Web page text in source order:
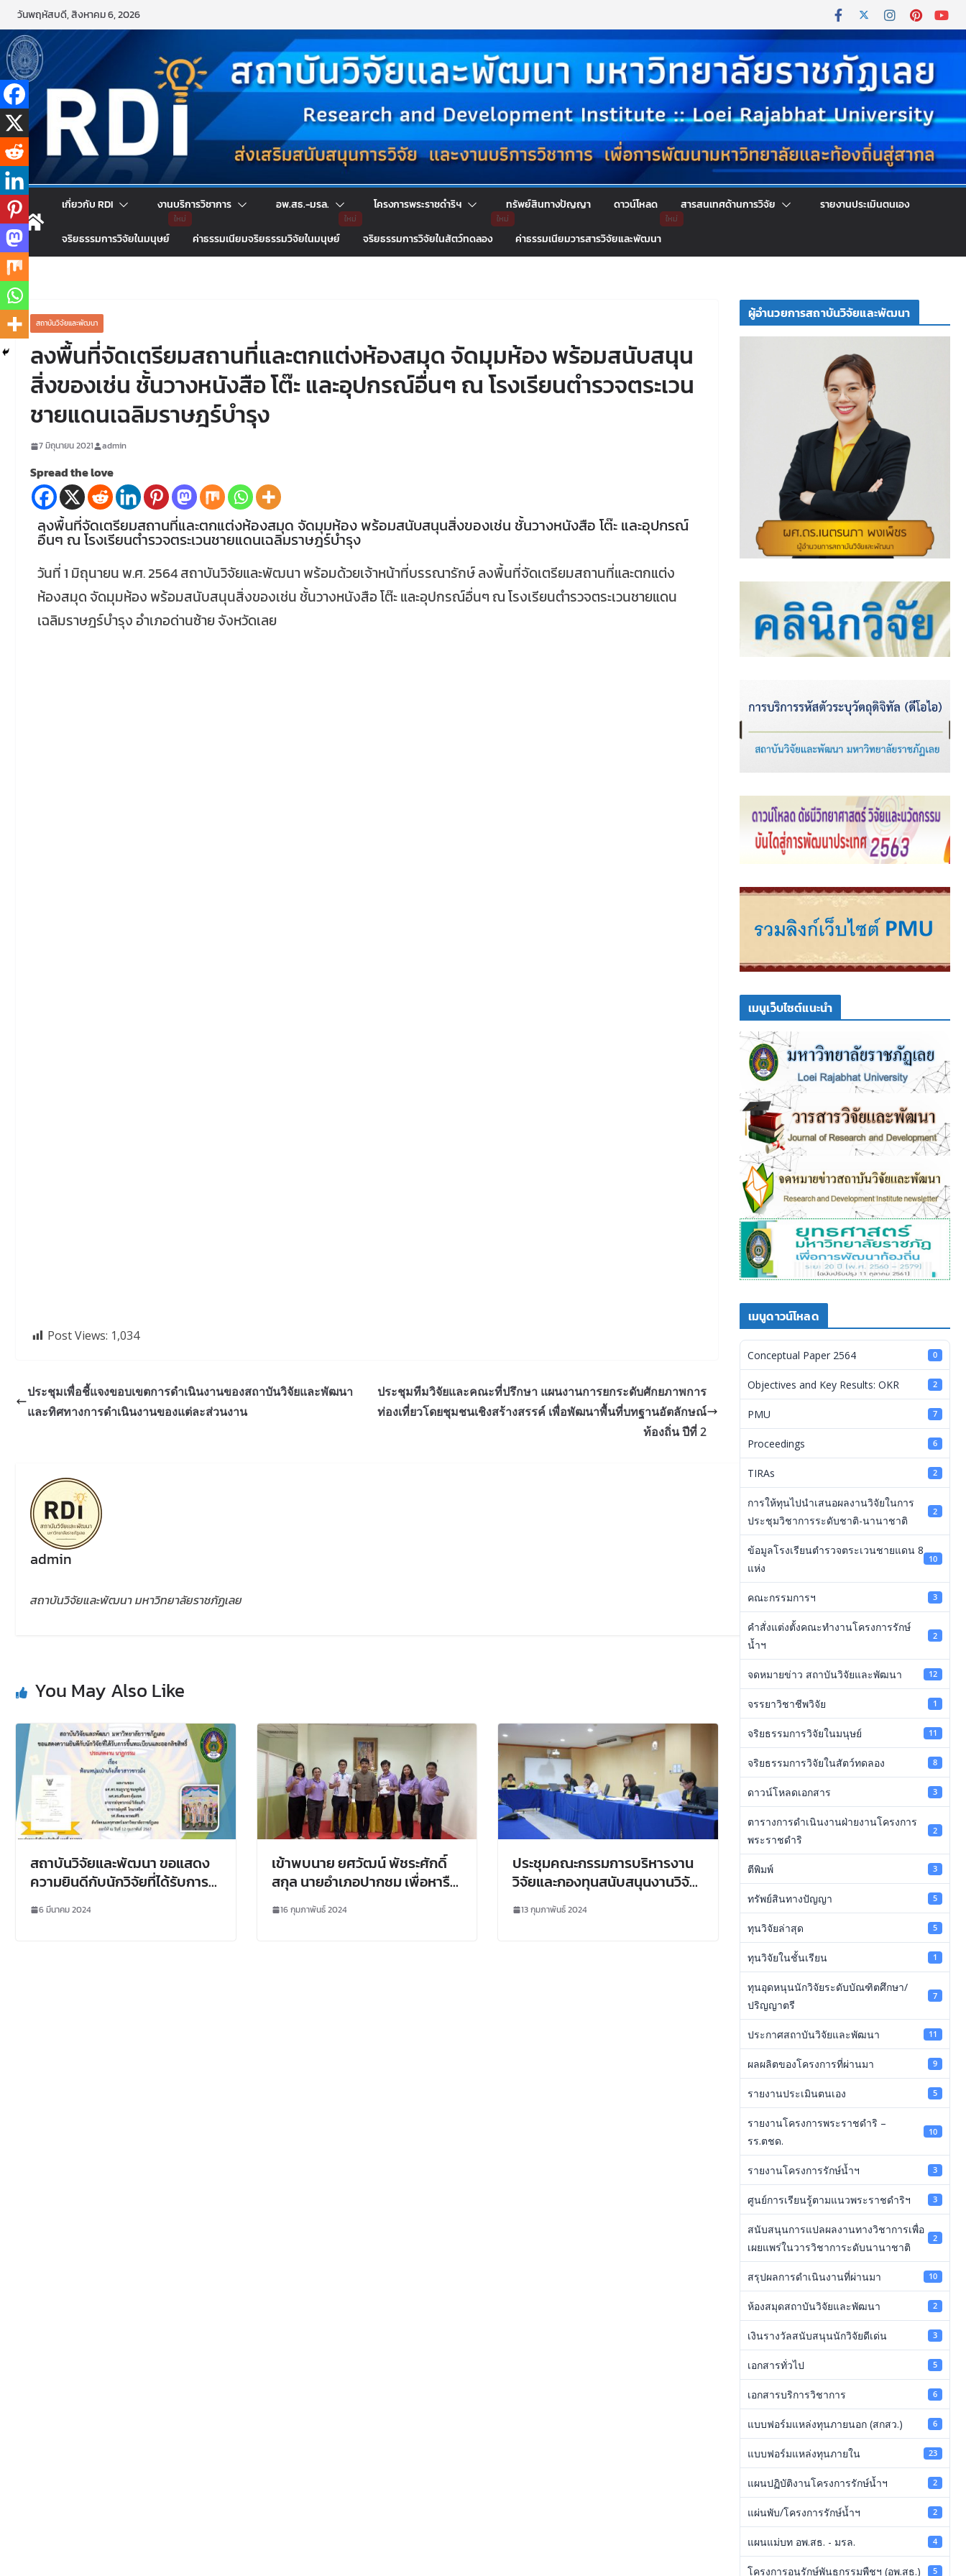
วันพฤหัสบดี, สิงหาคม 6, 2026
เกี่ยวกับ RDI งานบริการวิชาการ อพ.สธ.-มรล. โครงการพระราชดำริฯ ทรัพย์สินทางปัญญา ดาวน์โหลด สารสนเทศด้านการวิจัย รายงานประเมินตนเอง
จริยธรรมการวิจัยในมนุษย์ ค่าธรรมเนียมจริยธรรมวิจัยในมนุษย์ จริยธรรมการวิจัยในสัตว์ทดลอง ค่าธรรมเนียมวารสารวิจัยและพัฒนา
สถาบันวิจัยและพัฒนา
ลงพื้นที่จัดเตรียมสถานที่และตกแต่งห้องสมุด จัดมุมห้อง พร้อมสนับสนุน
สิ่งของเช่น ชั้นวางหนังสือ โต๊ะ และอุปกรณ์อื่นๆ ณ โรงเรียนตำรวจตระเวน
ชายแดนเฉลิมราษฎร์บำรุง
7 มิถุนายน 2021 admin
Spread the love
ลงพื้นที่จัดเตรียมสถานที่และตกแต่งห้องสมุด จัดมุมห้อง พร้อมสนับสนุนสิ่งของเช่น ชั้นวางหนังสือ โต๊ะ และอุปกรณ์
อื่นๆ ณ โรงเรียนตำรวจตระเวนชายแดนเฉลิมราษฎร์บำรุง
วันที่ 1 มิถุนายน พ.ศ. 2564 สถาบันวิจัยและพัฒนา พร้อมด้วยเจ้าหน้าที่​บรรณารักษ์​ ลงพื้นที่จัดเตรียมสถานที่และตกแต่ง
ห้องสมุด จัดมุมห้อง พร้อมสนับสนุนสิ่งของเช่น ชั้นวางหนังสือ โต๊ะ และอุปกรณ์อื่นๆ ณ โรงเรียนตำรวจตระเวนชายแดน
เฉลิมราษฎร์บำรุง อำเภอด่านซ้าย จังหวัดเลย
Post Views: 1,034
ประชุมเพื่อชี้แจงขอบเขตการดำเนินงานของสถาบันวิจัยและพัฒนา
และทิศทางการดำเนินงานของแต่ละส่วนงาน
ประชุมทีมวิจัยและคณะที่ปรึกษา แผนงานการยกระดับศักยภาพการ
ท่องเที่ยวโดยชุมชนเชิงสร้างสรรค์ เพื่อพัฒนาพื้นที่บทฐานอัตลักษณ์
ท้องถิ่น ปีที่ 2
admin
สถาบันวิจัยและพัฒนา มหาวิทยาลัยราชภัฏเลย
You May Also Like
สถาบันวิจัยและพัฒนา ขอแสดง
ความยินดีกับนักวิจัยที่ได้รับการ
ขึ้นทะเบียนและออกลิขสิทธิ์
มหาวิทยาลัยราชภัฏเลย
6 มีนาคม 2024
เข้าพบนาย ยศวัฒน์ พัชระศักดิ์
สกุล นายอำเภอปากชม เพื่อหารือ
แนวทางการดำเนินงานโครงการ
วิจัยในพื้นที่อำเภอปากชม
16 กุมภาพันธ์ 2024
ประชุมคณะกรรมการบริหารงาน
วิจัยและกองทุนสนับสนุนงานวิจัย
ครั้งที่ 2/2567
13 กุมภาพันธ์ 2024
ผู้อำนวยการสถาบันวิจัยและพัฒนา
เมนูเว็บไซต์แนะนำ
เมนูดาวน์โหลด
Conceptual Paper 2564 0
Objectives and Key Results: OKR 2
PMU 7
Proceedings 6
TIRAs 2
การให้ทุนไปนำเสนอผลงานวิจัยในการ
ประชุมวิชาการระดับชาติ-นานาชาติ
2
ข้อมูลโรงเรียนตำรวจตระเวนชายแดน 8
แห่ง
10
คณะกรรมการฯ 3
คำสั่งแต่งตั้งคณะทำงานโครงการรักษ์
น้ำฯ
2
จดหมายข่าว สถาบันวิจัยและพัฒนา 12
จรรยาวิชาชีพวิจัย 1
จริยธรรมการวิจัยในมนุษย์ 11
จริยธรรมการวิจัยในสัตว์ทดลอง 8
ดาวน์โหลดเอกสาร 3
ตารางการดำเนินงานฝ่ายงานโครงการ
พระราชดำริ
2
ตีพิมพ์ 3
ทรัพย์สินทางปัญญา 5
ทุนวิจัยล่าสุด 5
ทุนวิจัยในชั้นเรียน 1
ทุนอุดหนุนนักวิจัยระดับบัณฑิตศึกษา/
ปริญญาตรี
7
ประกาศสถาบันวิจัยและพัฒนา 11
ผลผลิตของโครงการที่ผ่านมา 9
รายงานประเมินตนเอง 5
รายงานโครงการพระราชดำริ –
รร.ตชด.
10
รายงานโครงการรักษ์น้ำฯ 3
ศูนย์การเรียนรู้ตามแนวพระราชดำริฯ 3
สนับสนุนการแปลผลงานทางวิชาการเพื่อ
เผยแพร่ในวารวิชาการะดับนานาชาติ
2
สรุปผลการดำเนินงานที่ผ่านมา 10
ห้องสมุดสถาบันวิจัยและพัฒนา 2
เงินรางวัลสนับสนุนนักวิจัยดีเด่น 3
เอกสารทั่วไป 5
เอกสารบริการวิชาการ 6
แบบฟอร์มแหล่งทุนภายนอก (สกสว.) 6
แบบฟอร์มแหล่งทุนภายใน 23
แผนปฏิบัติงานโครงการรักษ์น้ำฯ 2
แผ่นพับ/โครงการรักษ์น้ำฯ 2
แผนแม่บท อพ.สธ. - มรล. 4
โครงการอนุรักษ์พันธุกรรมพืชฯ (อพ.สธ.) 5